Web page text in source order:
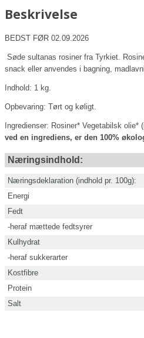
Beskrivelse
BEDST FØR 02.09.2026
Søde sultanas rosiner fra Tyrkiet.
snack eller anvendes i bagning,
Indhold: 1 kg.
Opbevaring: Tørt og køligt.
Ingredienser: Rosiner* Vegetabilsk olie*
ved en ingrediens, er den 100%
Næringsindhold:
Næringsdeklaration (indhold pr. 100g):
Energi
Fedt
-heraf mættede fedtsyrer
Kulhydrat
-heraf sukkerarter
Kostfibre
Protein
Salt